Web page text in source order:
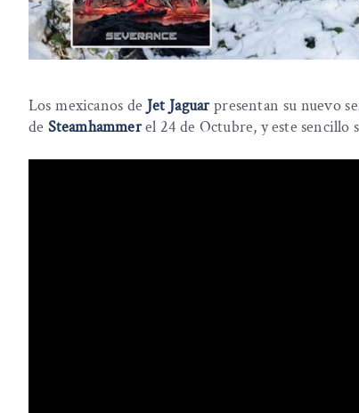
Los mexicanos de Jet Jaguarpresentan su nuevo
de Steamhammerel 24 de Octubre, y este sencillo